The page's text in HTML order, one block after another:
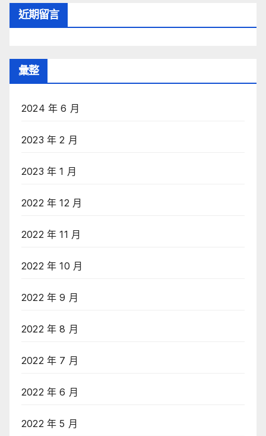
近期留言
彙整
2024 年 6 月
2023 年 2 月
2023 年 1 月
2022 年 12 月
2022 年 11 月
2022 年 10 月
2022 年 9 月
2022 年 8 月
2022 年 7 月
2022 年 6 月
2022 年 5 月